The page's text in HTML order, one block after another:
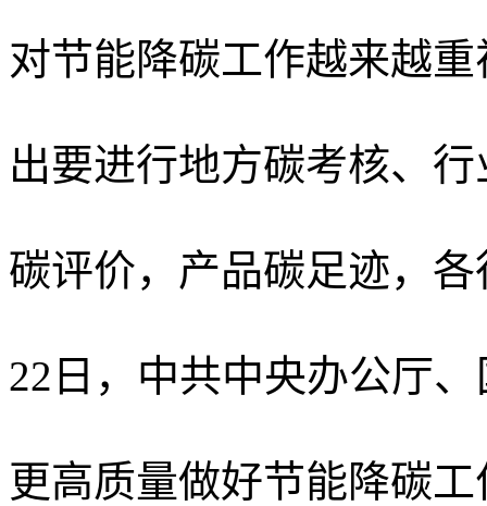
对节能降碳工作越来越
出要进行地方碳考核、
碳评价，产品碳足迹，
22日，中共中央办公厅
更高质量做好节能降碳